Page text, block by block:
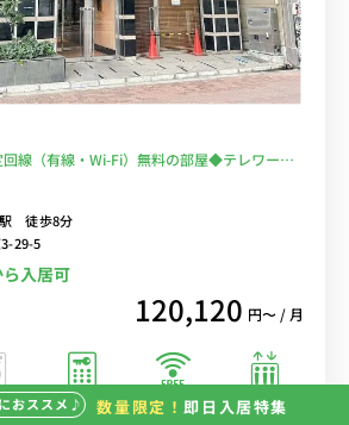
線（有線・Wi-Fi）無料の部屋◆テレワー
徒歩8分
29-5
入居可
120,120 円〜 / 月
機 オートロック
インターネット
無料
エレベーター
おススメ♪ 数量限定！ 即日入居特集